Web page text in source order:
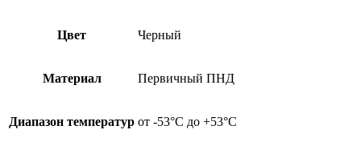
Цвет Черный
Материал Первичный ПНД
Диапазон температур от -53°С до +53°С